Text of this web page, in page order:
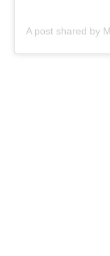
A post shared by